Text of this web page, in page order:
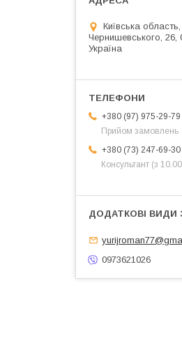
Київська
Чернишевського, 26,
Україна
+380 (97) 975-29-79
Прийом замовлень
+380 (73) 247-69-30
Консультант (з
0973621026